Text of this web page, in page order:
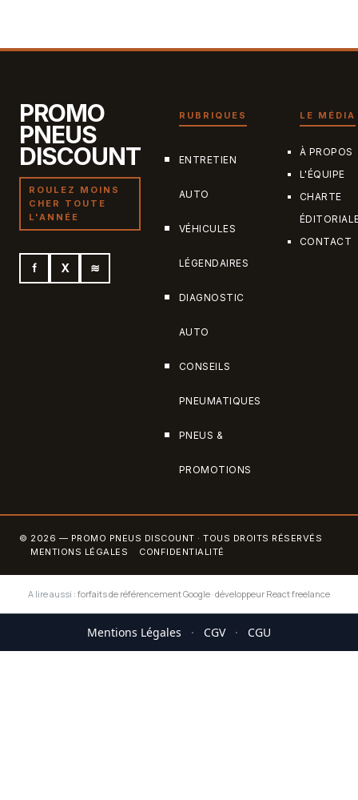
PROMO
PNEUS
DISCOUNT
ROULEZ MOINS
CHER TOUTE
L'ANNÉE
f X ≋
RUBRIQUES
ENTRETIEN
AUTO
VÉHICULES
LÉGENDAIRES
DIAGNOSTIC
AUTO
CONSEILS
PNEUMATIQUES
PNEUS &
PROMOTIONS
LE MÉDIA
À PROPOS
L'ÉQUIPE
CHARTE
CONTACT
© 2026 — PROMO PNEUS DISCOUNT · TOUS DROITS RÉSERVÉS
MENTIONS LÉGALES
CONFIDENTIALITÉ
A lire aussi : forfaits de référencement Google ·développeur React freelance
Mentions Légales · CGV · CGU